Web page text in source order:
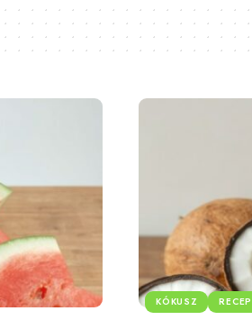
KÓKUSZ